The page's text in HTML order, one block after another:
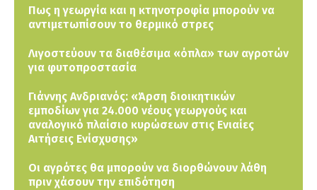
Πως η γεωργία και η κτηνοτροφία μπορούν να
αντιμετωπίσουν το θερμικό στρες
Λιγοστεύουν τα διαθέσιμα «όπλα» των αγροτών
για φυτοπροστασία
Γιάννης Ανδριανός: «Άρση διοικητικών
εμποδίων για 24.000 νέους γεωργούς και
αναλογικό πλαίσιο κυρώσεων στις Ενιαίες
Αιτήσεις Ενίσχυσης»
Οι αγρότες θα μπορούν να διορθώνουν λάθη
πριν χάσουν την επιδότηση